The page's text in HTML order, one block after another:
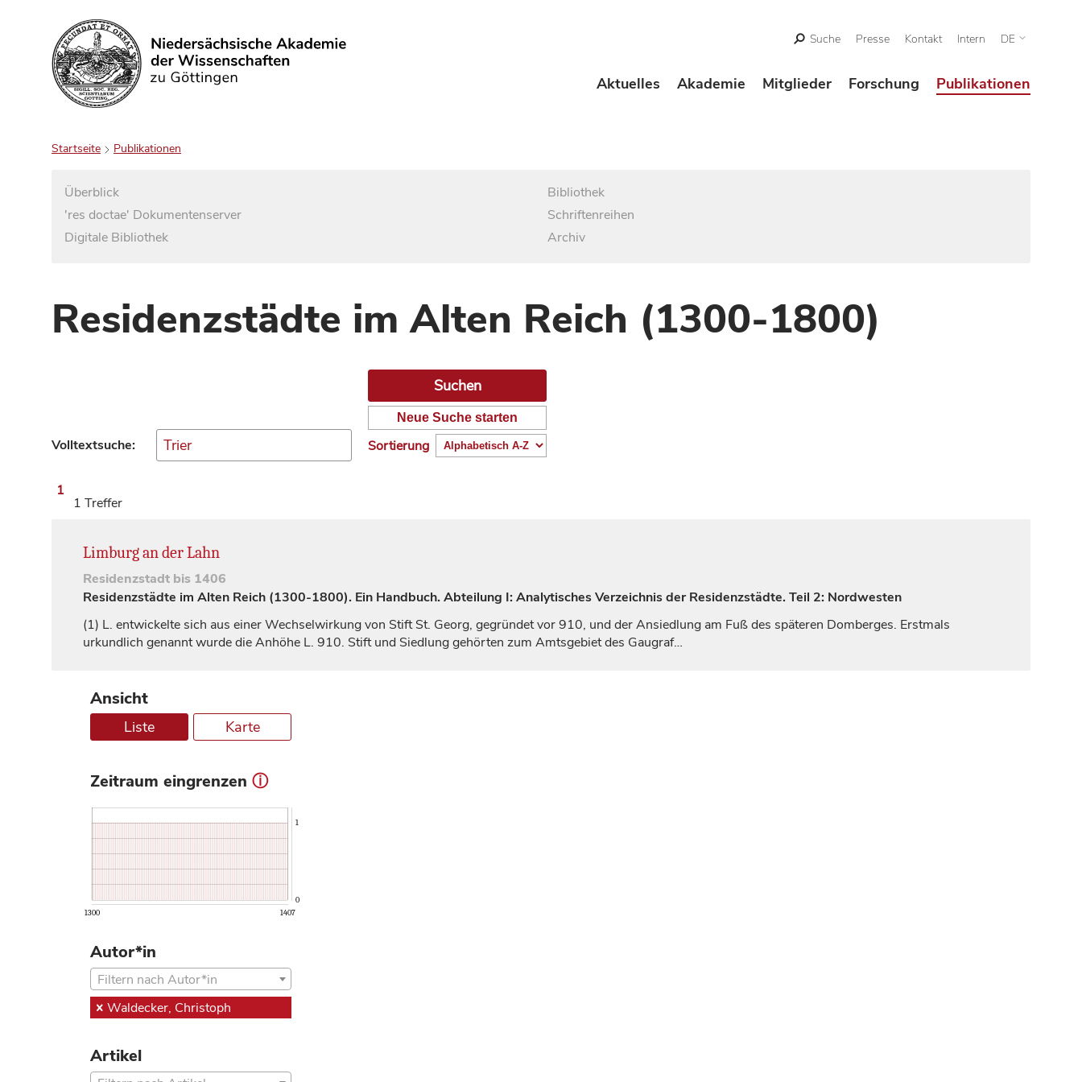
Suchen
Suche Presse Kontakt Intern DE
Aktuelles Akademie Mitglieder Forschung Publikationen
Startseite Publikationen
Überblick
'res doctae' Dokumentenserver
Digitale Bibliothek
Bibliothek
Schriftenreihen
Archiv
Residenzstädte im Alten Reich (1300-1800)
Volltextsuche:
Neue Suche starten
Sortierung
1
1 Treffer
Limburg an der Lahn
Residenzstadt bis 1406
Residenzstädte im Alten Reich (1300-1800). Ein Handbuch. Abteilung I: Analytisches Verzeichnis der Residenzstädte. Teil 2: Nordwesten
(1) L. entwickelte sich aus einer Wechselwirkung von Stift St. Georg, gegründet vor 910, und der Ansiedlung am Fuß des späteren Domberges. Erstmals
urkundlich genannt wurde die Anhöhe L. 910. Stift und Siedlung gehörten zum Amtsgebiet des Gaugraf…
Ansicht
Liste Karte
Zeitraum eingrenzen ⓘ
1300 1407
0
1
Autor*in
Filtern nach Autor*in
Waldecker, Christoph
Artikel